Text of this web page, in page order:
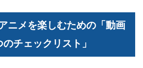
ニメを楽しむための「動画
チェックリスト」